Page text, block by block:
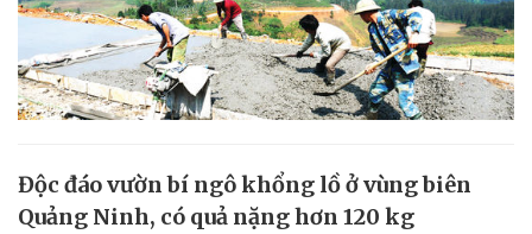
Độc đáo vườn bí ngô khổng lồ ở vùng biên
Quảng Ninh, có quả nặng hơn 120 kg